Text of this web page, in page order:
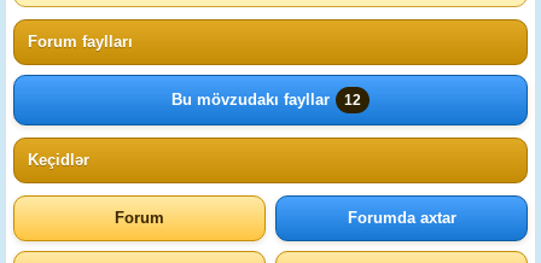
Forum faylları
Bu mövzudakı fayllar 12
Keçidlər
Forum Forumda axtar